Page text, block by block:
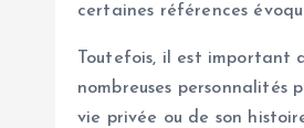
certaines références
Toutefois, il est important
nombreuses personnalités
vie privée ou de son